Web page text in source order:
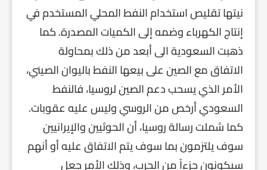
نيتها تقليص استخدام النفط المحلي المستخدم في
إنتاج الكهرباء وضمه إلى الكميات المصدرة. كما
ذهبت السعودية الى أبعد من ذلك بمحاولة
الاتفاق مع الصين على بيعها النفط باليوان الصيني،
الأمر الذي يسحب دعم الصين لروسيا، فالنفط
السعودي أرخص من الروسي وليس عليه عقوبات.
كما شملت رسالة روسيا، أن الحوثيين والإيرانيين
سوف يلتزمون بما سوف يتم الاتفاق عليه أو أنهم
سيكونون جزءاً من الحرب، وذلك الأمر جعل